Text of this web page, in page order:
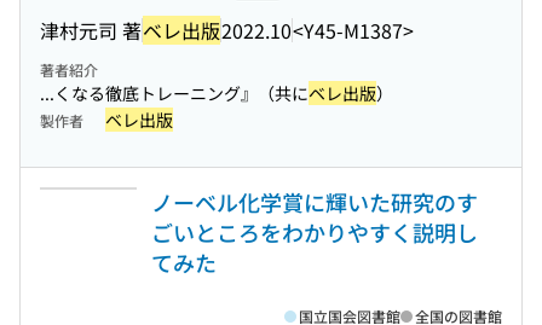
津村元司 著ベレ出版2022.10<Y45-M1387>
著者紹介
...くなる徹底トレーニング』（共にベレ出版）
製作者 ベレ出版
ノーベル化学賞に輝いた研究のす
ごいところをわかりやすく説明し
てみた
国立国会図書館 全国の図書館